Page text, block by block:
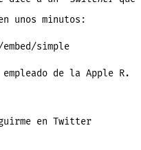
unos minutos:
simple
de la Apple R.
en Twitter